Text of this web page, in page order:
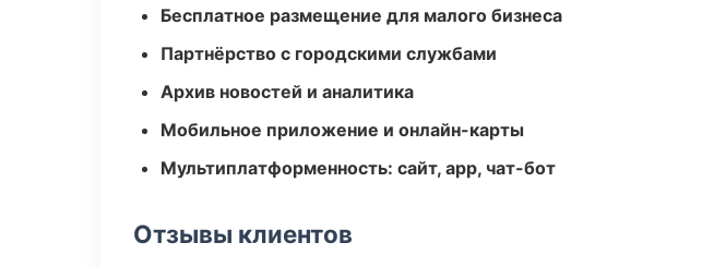
Бесплатное размещение для малого бизнеса
Партнёрство с городскими службами
Архив новостей и аналитика
Мобильное приложение и онлайн-карты
Мультиплатформенность: сайт, app, чат-бот
Отзывы клиентов